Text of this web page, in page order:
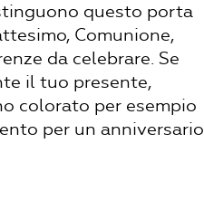
questo porta
Comunione,
da celebrare. Se
il tuo presente,
colorato per esempio
per un anniversario